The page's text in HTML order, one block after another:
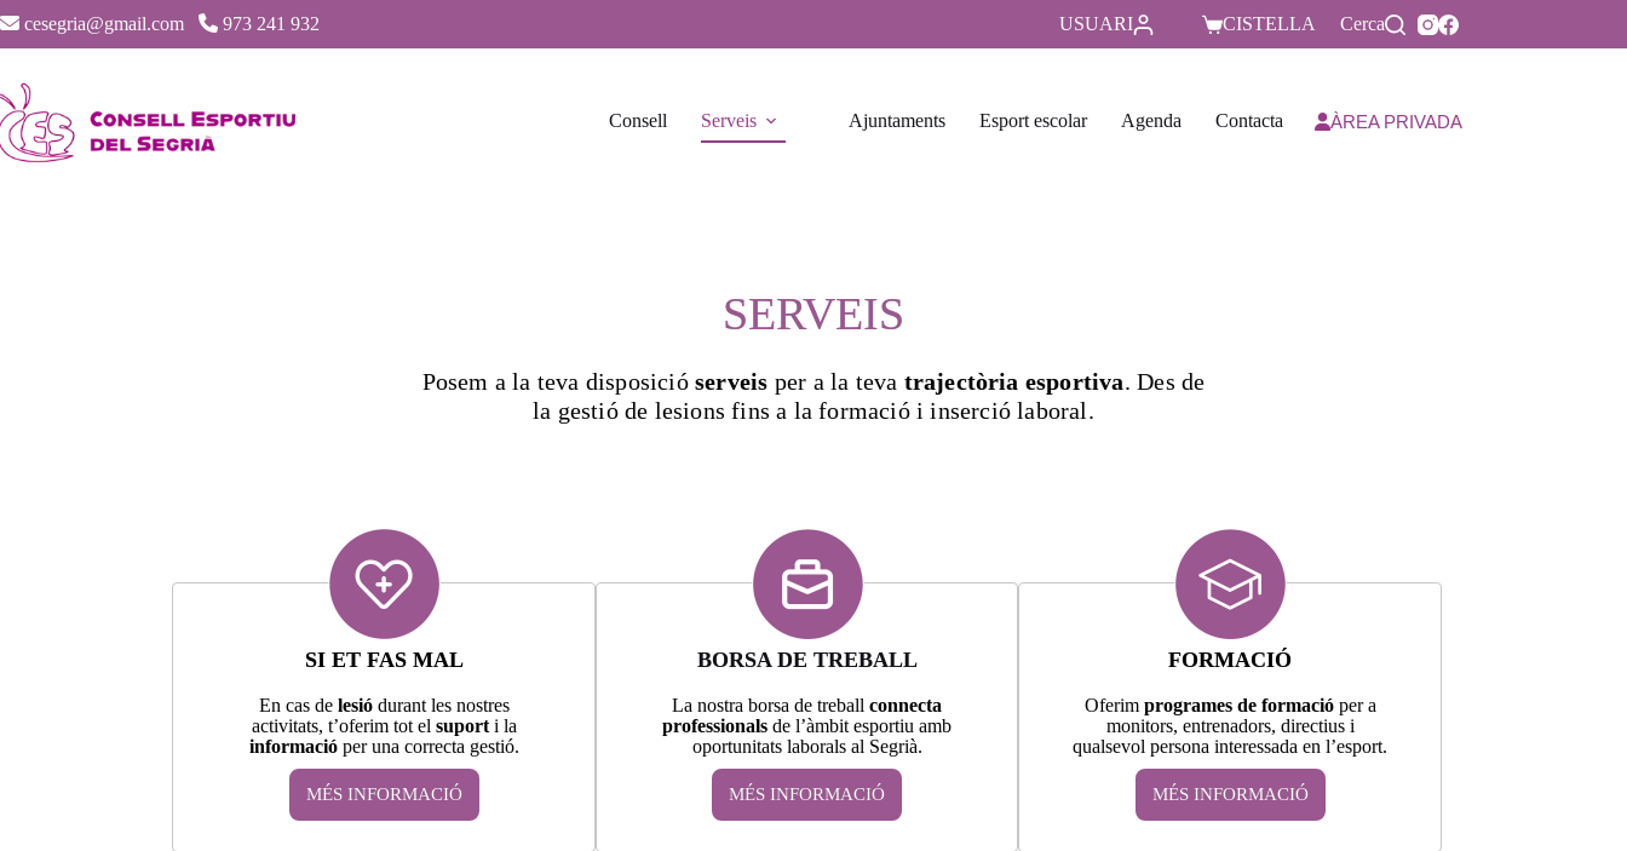
cesegria@gmail.com 973 241 932 USUARI CISTELLA Cerca
Consell Serveis Ajuntaments Esport escolar Agenda Contacta ÀREA PRIVADA
SERVEIS
Posem a la teva disposicióserveis per a la teva trajectòria esportiva. Des de
la gestió de lesions fins a la formació i inserció laboral.
SI ET FAS MAL
En cas de lesió durant les nostres
activitats, t’oferim tot el suport i la
informació per una correcta gestió.
MÉS INFORMACIÓ
BORSA DE TREBALL
La nostra borsa de treballconnecta
professionals de l’àmbit esportiu amb
oportunitats laborals al Segrià.
MÉS INFORMACIÓ
FORMACIÓ
Oferimprogrames de formacióper a
monitors, entrenadors, directius i
qualsevol persona interessada en l’esport.
MÉS INFORMACIÓ